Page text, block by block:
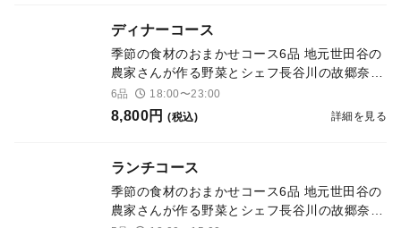
ディナーコース
季節の食材のおまかせコース6品 地元世田谷の
農家さんが作る野菜とシェフ長谷川の故郷奈良
県のエッセンスを加えたイタリア料理 スペシ
ャリテ「旬の前菜盛り合わせ」世田谷野菜を
6品 18:00〜23:00
8,800円 (税込) 詳細を見る
ランチコース
季節の食材のおまかせコース6品 地元世田谷の
農家さんが作る野菜とシェフ長谷川の故郷奈良